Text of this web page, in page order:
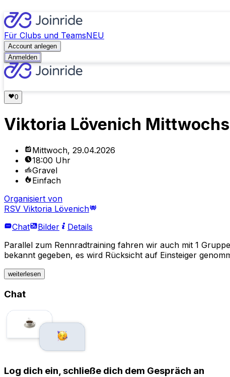
Für Clubs und TeamsNEU
Account anlegen
Anmelden
Viktoria Lövenich
Mittwoch, 29.04.2026
18:00 Uhr
Gravel
Einfach
Organisiert von
RSV Viktoria Lövenich
Chat
Bilder
Details
Parallel zum Rennradtraining fahren wir auch mit 1
bekannt gegeben, es wird Rücksicht auf Einsteiger
weiterlesen
Chat
Log dich ein, schließe dich dem Gespräch an